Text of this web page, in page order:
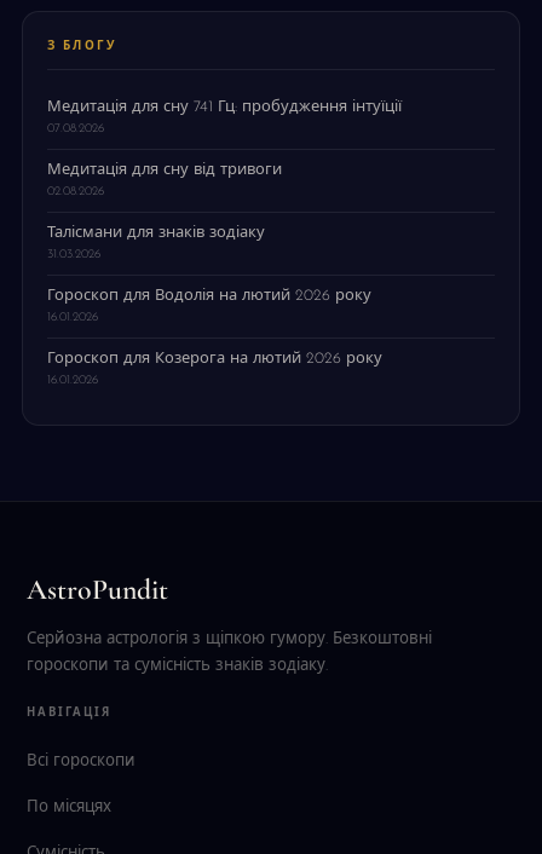
З БЛОГУ
Медитація для сну 741 Гц: пробудження інтуїції
07.08.2026
Медитація для сну від тривоги
02.08.2026
Талісмани для знаків зодіаку
31.03.2026
Гороскоп для Водолія на лютий 2026 року
16.01.2026
Гороскоп для Козерога на лютий 2026 року
16.01.2026
AstroPundit
Серйозна астрологія з щіпкою гумору. Безкоштовні
гороскопи та сумісність знаків зодіаку.
НАВІГАЦІЯ
Всі гороскопи
По місяцях